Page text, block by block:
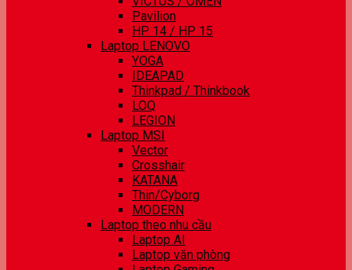
Pavilion
HP 14 / HP 15
Laptop LENOVO
YOGA
IDEAPAD
Thinkpad / Thinkbook
LOQ
LEGION
Laptop MSI
Vector
Crosshair
KATANA
Thin/Cyborg
MODERN
Laptop theo nhu cầu
Laptop AI
Laptop văn phòng